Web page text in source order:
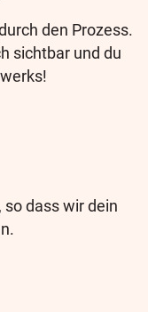
den Prozess.
sichtbar und du
dass wir dein